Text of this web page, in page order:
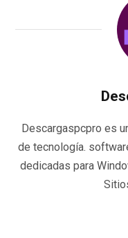
Descargaspcpro es
de tecnología.
dedicadas para